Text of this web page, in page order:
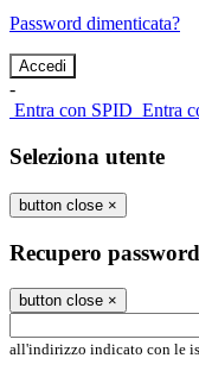
Password dimenticata?
-
Entra con SPID Entra
Seleziona utente
button close ×
Recupero password
button close ×
all'indirizzo indicato con le